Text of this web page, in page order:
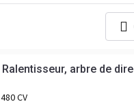
arbre de
480 CV